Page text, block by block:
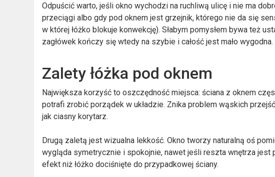
Odpuścić warto, jeśli okno wychodzi na ruchliwą ulicę i nie ma
przeciągi albo gdy pod oknem jest grzejnik, którego nie da się
w której łóżko blokuje konwekcję). Słabym pomysłem bywa też
zagłówek kończy się wtedy na szybie i całość jest mało wygodna.
Zalety łóżka pod oknem
Największa korzyść to oszczędność miejsca: ściana z oknem
potrafi zrobić porządek w układzie. Znika problem wąskich
jak ciasny korytarz.
Drugą zaletą jest wizualna lekkość. Okno tworzy naturalną oś
wygląda symetrycznie i spokojnie, nawet jeśli reszta wnętrza jest
efekt niż łóżko dociśnięte do przypadkowej ściany.